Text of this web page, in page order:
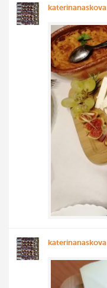
katerinanaskova
katerinanaskova